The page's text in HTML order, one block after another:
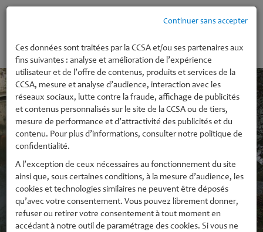
MENU
Marchés Publics
Continuer sans accepter
Ces données sont traitées par la CCSA et/ou ses partenaires aux
fins suivantes : analyse et amélioration de l’expérience
utilisateur et de l’offre de contenus, produits et services de la
CCSA, mesure et analyse d’audience, interaction avec les
réseaux sociaux, lutte contre la fraude, affichage de publicités
et contenus personnalisés sur le site de la CCSA ou de tiers,
mesure de performance et d’attractivité des publicités et du
contenu. Pour plus d’informations, consulter notre politique de
confidentialité.
A l’exception de ceux nécessaires au fonctionnement du site
ainsi que, sous certaines conditions, à la mesure d’audience, les
cookies et technologies similaires ne peuvent être déposés
qu’avec votre consentement. Vous pouvez librement donner,
refuser ou retirer votre consentement à tout moment en
accédant à notre outil de paramétrage des cookies. Si vous ne